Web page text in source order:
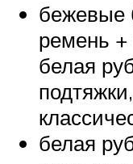
бежевые
ремень +
белая
белая